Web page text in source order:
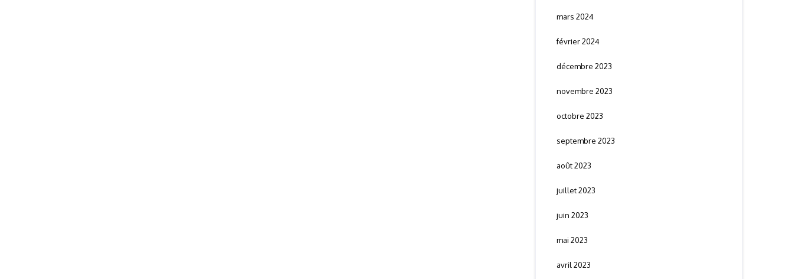
mars 2024
février 2024
décembre 2023
novembre 2023
octobre 2023
septembre 2023
août 2023
juillet 2023
juin 2023
mai 2023
avril 2023